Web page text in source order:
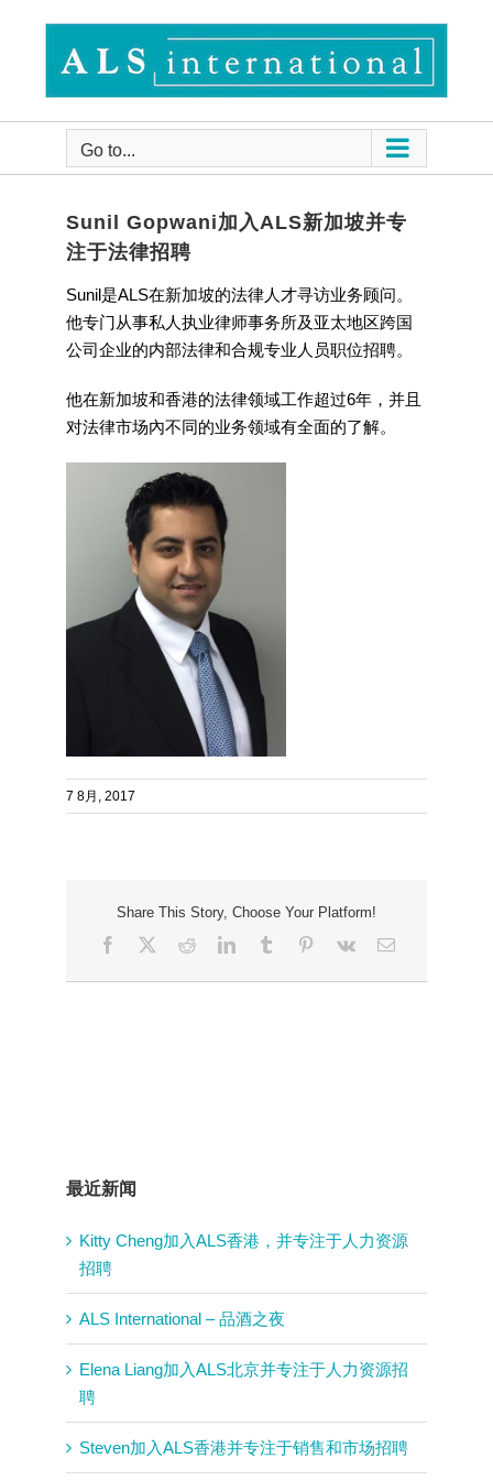
Go to...
Sunil Gopwani加入ALS新加坡并专
注于法律招聘
Sunil是ALS在新加坡的法律人才寻访业务顾问。
他专门从事私人执业律师事务所及亚太地区跨国
公司企业的内部法律和合规专业人员职位招聘。
他在新加坡和香港的法律领域工作超过6年，并且
对法律市场內不同的业务领域有全面的了解。
7 8月, 2017
Share This Story, Choose Your Platform!
Facebook RedditLinkedInTumblr Pinterest
Vk Email
最近新闻
Kitty Cheng加入ALS香港，并专注于人力资源
招聘
ALS International – 品酒之夜
Elena Liang加入ALS北京并专注于人力资源招
聘
Steven加入ALS香港并专注于销售和市场招聘